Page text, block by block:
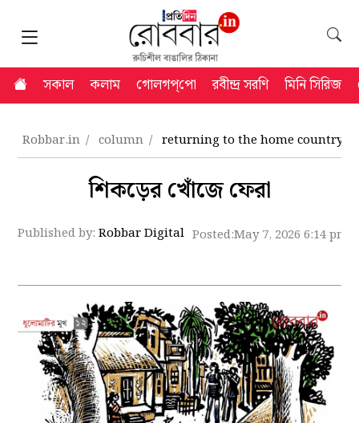
সকাল কলাম গোলগপ্‌পো রবীন্দ্র সরণি মিনি সিরিজ
Robbar.in column returning to the home country
শিকড়ের খোঁজে ফেরা
Published by:Robbar Digital Posted:May 7, 2026 6:14 pm